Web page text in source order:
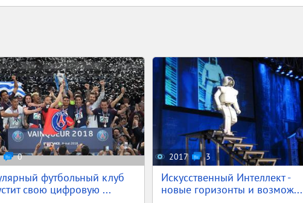
0
футбольный клуб
свою цифровую ...
2017 3
Искусственный Интеллект -
новые горизонты и возмож...